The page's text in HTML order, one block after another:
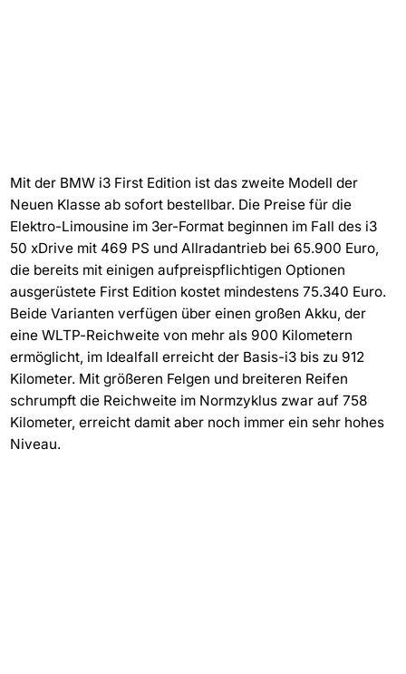
Mit der BMW i3 First Edition ist das zweite Modell der
Neuen Klasse ab sofort bestellbar. Die Preise für die
Elektro-Limousine im 3er-Format beginnen im Fall des i3
50 xDrive mit 469 PS und Allradantrieb bei 65.900 Euro,
die bereits mit einigen aufpreispflichtigen Optionen
ausgerüstete First Edition kostet mindestens 75.340 Euro.
Beide Varianten verfügen über einen großen Akku, der
eine WLTP-Reichweite von mehr als 900 Kilometern
ermöglicht, im Idealfall erreicht der Basis-i3 bis zu 912
Kilometer. Mit größeren Felgen und breiteren Reifen
schrumpft die Reichweite im Normzyklus zwar auf 758
Kilometer, erreicht damit aber noch immer ein sehr hohes
Niveau.